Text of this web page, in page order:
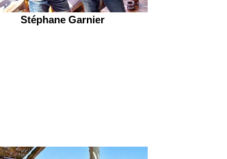
Stéphane Garnier